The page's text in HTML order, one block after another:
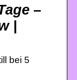
–
|
bei 5